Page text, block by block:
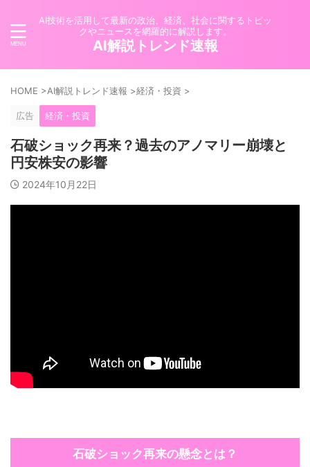
AI技術を活用して最新の政治、経済、社会に関するトピッ
クやニュースを網羅的に解説します。
AI解説トレンド速報
HOME >AI解説トレンド速報 >経済・投資 >
広告 経済・投資
石破ショック再来？過去のアノマリー崩壊と
円安株安の影響
2024年10月22日
石破ショック再来の懸念とは？